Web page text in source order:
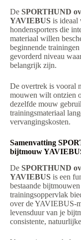
De SPORTHUND
YAVIEBUS is ideaal
hondensporters die
materiaal willen
beginnende
gevorderd niveau
belangrijk zijn.
De overtrek is vooral
mouwen wilt ontzien
dezelfde mouw
trainingsmateriaal
vervangingskosten.
Samenvatting
bijtmouw
De SPORTHUND
YAVIEBUS is een
bestaande
trainingsoppervlak
over de YAVIEBUS-
levensduur van je
consistente,